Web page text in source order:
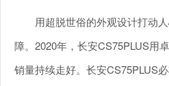
用超脱世俗的外观设计打动
障。2020年，长安CS75PLUS用
销量持续走好。长安CS75PLUS